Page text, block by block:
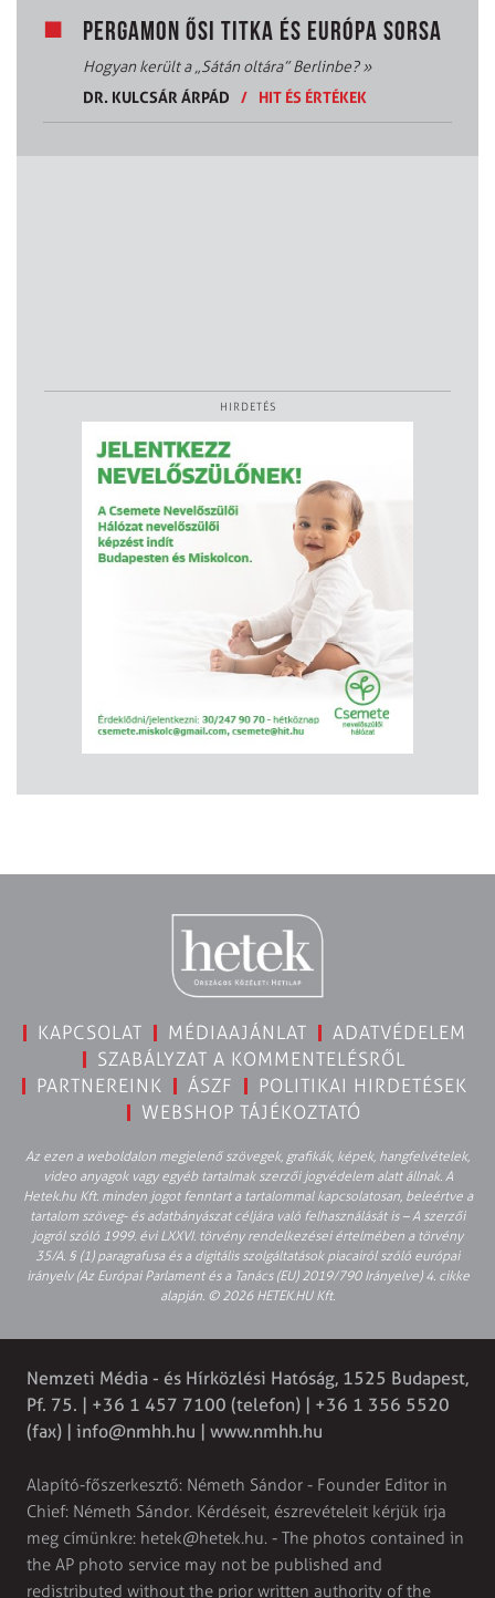
PERGAMON ŐSI TITKA ÉS EURÓPA SORSA
Hogyan került a „Sátán oltára” Berlinbe?»
DR. KULCSÁR ÁRPÁD
/ HIT ÉS ÉRTÉKEK
HIRDETÉS
KAPCSOLAT MÉDIAAJÁNLAT
ADATVÉDELEM
SZABÁLYZAT A KOMMENTELÉSRŐL
PARTNEREINK
ÁSZF
POLITIKAI HIRDETÉSEK
WEBSHOP TÁJÉKOZTATÓ
Az ezen a weboldalon megjelenő szövegek, grafikák, képek, hangfelvételek,
video anyagok vagy egyéb tartalmak szerzői jogvédelem alatt állnak. A
Hetek.hu Kft. minden jogot fenntart a tartalommal kapcsolatosan, beleértve a
tartalom szöveg- és adatbányászat céljára való felhasználását is – A szerzői
jogról szóló 1999. évi LXXVI. törvény rendelkezései értelmében a törvény
35/A. § (1) paragrafusa és a digitális szolgáltatások piacairól szóló európai
irányelv (Az Európai Parlament és a Tanács (EU) 2019/790 Irányelve) 4. cikke
alapján. © 2026 HETEK.HU Kft.
Nemzeti Média - és Hírközlési Hatóság, 1525 Budapest,
Pf. 75. | +36 1 457 7100 (telefon) | +36 1 356 5520
(fax) | info@nmhh.hu | www.nmhh.hu
Alapító-főszerkesztő: Németh Sándor - Founder Editor in
Chief: Németh Sándor. Kérdéseit, észrevételeit kérjük írja
meg címünkre: hetek@hetek.hu. - The photos contained in
the AP photo service may not be published and
redistributed without the prior written authority of the